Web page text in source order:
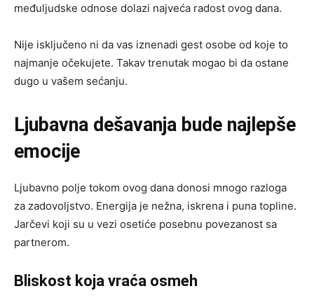
međuljudske odnose dolazi najveća radost ovog dana.
Nije isključeno ni da vas iznenadi gest osobe od koje to
najmanje očekujete. Takav trenutak mogao bi da ostane
dugo u vašem sećanju.
Ljubavna dešavanja bude najlepše
emocije
Ljubavno polje tokom ovog dana donosi mnogo razloga
za zadovoljstvo. Energija je nežna, iskrena i puna topline.
Jarčevi koji su u vezi osetiće posebnu povezanost sa
partnerom.
Bliskost koja vraća osmeh